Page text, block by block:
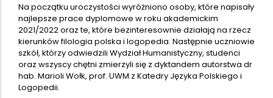
Na początku uroczystości wyróżniono osoby, które napisały
najlepsze prace dyplomowe w roku akademickim
2021/2022 oraz te, które bezinteresownie działają na rzecz
kierunków filologia polska i logopedia. Następnie uczniowie
szkół, którzy odwiedzili Wydział Humanistyczny, studenci
oraz wszyscy chętni zmierzyli się z dyktandem autorstwa dr
hab. Marioli Wołk, prof. UWM z Katedry Języka Polskiego i
Logopedii.